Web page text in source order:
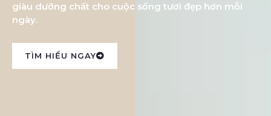
giàu dưỡng chất cho cuộc sống tươi đẹp hơn mỗi
ngày.
TÌM HIỂU NGAY